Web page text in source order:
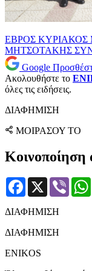
ΕΒΡΟΣ
ΜΗΤΣΟΤΑΚΗΣ
Google
Ακολουθήστε το
όλες τις ειδήσεις.
ΔΙΑΦΗΜΙΣΗ
ΜΟΙΡΑΣΟΥ ΤΟ
Κοινοποίηση
Facebook
X Viber
ΔΙΑΦΗΜΙΣΗ
ΔΙΑΦΗΜΙΣΗ
ENIKOS